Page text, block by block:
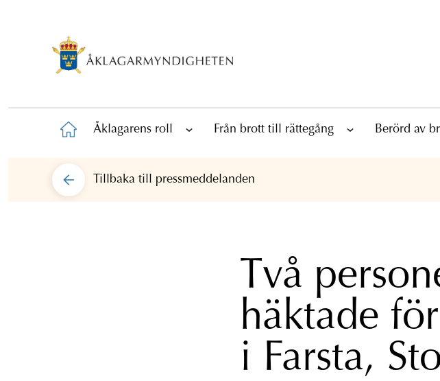
Åklagarens roll Från brott till rättegång Berörd av
Tillbaka till pressmeddelanden
Två
häktade
i Farsta,